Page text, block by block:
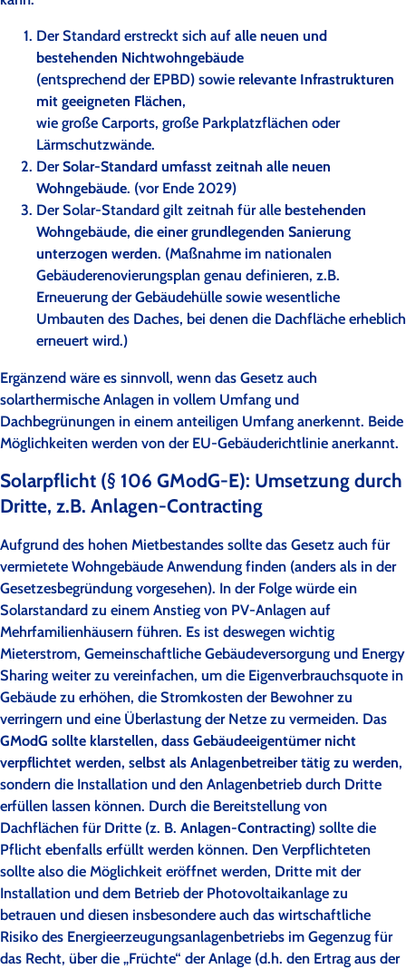
Der Standard erstreckt sich auf alle neuen und
bestehenden Nichtwohngebäude
(entsprechend der EPBD) sowie relevante Infrastrukturen
mit geeigneten Flächen,
wie große Carports, große Parkplatzflächen oder
Lärmschutzwände.
DerSolar-Standard umfasst zeitnah alle neuen
Wohngebäude. (vor Ende 2029)
Der Solar-Standard gilt zeitnah für alle bestehenden
Wohngebäude, die einer grundlegenden Sanierung
unterzogen werden. (Maßnahme im nationalen
Gebäuderenovierungsplan genau definieren, z.B.
Erneuerung der Gebäudehülle sowie wesentliche
Umbauten des Daches, bei denen die Dachfläche erheblich
erneuert wird.)
Ergänzend wäre es sinnvoll, wenn das Gesetz auch
solarthermische Anlagen in vollem Umfang und
Dachbegrünungen in einem anteiligen Umfang anerkennt. Beide
Möglichkeiten werden von der EU-Gebäuderichtlinie anerkannt.
Solarpflicht (§ 106 GModG-E): Umsetzung durch
Dritte, z.B. Anlagen-Contracting
Aufgrund des hohen Mietbestandes sollte das Gesetz auch für
vermietete Wohngebäude Anwendung finden (anders als in der
Gesetzesbegründung vorgesehen). In der Folge würde ein
Solarstandard zu einem Anstieg von PV-Anlagen auf
Mehrfamilienhäusern führen. Es ist deswegen wichtig
Mieterstrom, Gemeinschaftliche Gebäudeversorgung und Energy
Sharing weiter zu vereinfachen, um die Eigenverbrauchsquote in
Gebäude zu erhöhen, die Stromkosten der Bewohner zu
verringern und eine Überlastung der Netze zu vermeiden. Das
GModG sollte klarstellen, dass Gebäudeeigentümer nicht
verpflichtet werden, selbst als Anlagenbetreiber tätig zu werden,
sondern die Installation und den Anlagenbetrieb durch Dritte
erfüllen lassen können. Durch die Bereitstellung von
Dachflächen für Dritte (z. B. Anlagen-Contracting) sollte die
Pflicht ebenfalls erfüllt werden können. Den Verpflichteten
sollte also die Möglichkeit eröffnet werden, Dritte mit der
Installation und dem Betrieb der Photovoltaikanlage zu
betrauen und diesen insbesondere auch das wirtschaftliche
Risiko des Energieerzeugungsanlagenbetriebs im Gegenzug für
das Recht, über die „Früchte“ der Anlage (d.h. den Ertrag aus der